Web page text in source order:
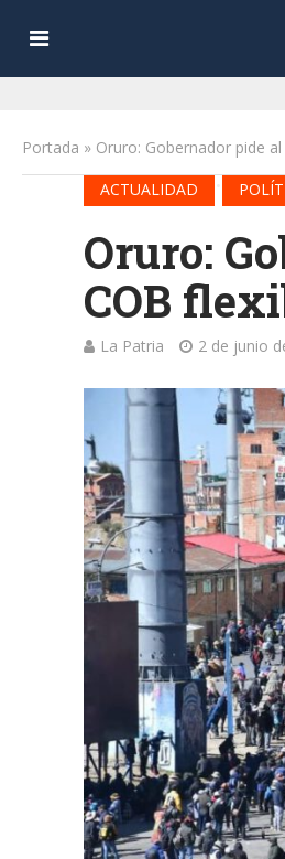
Portada » Oruro: Gobernador pide
ACTUALIDAD
Oruro:
COB
La Patria 2 de junio